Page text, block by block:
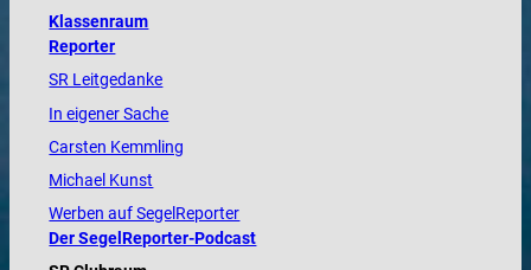
Klassenraum
Reporter
SR Leitgedanke
In eigener Sache
Carsten Kemmling
Michael Kunst
Werben auf SegelReporter
Der SegelReporter-Podcast